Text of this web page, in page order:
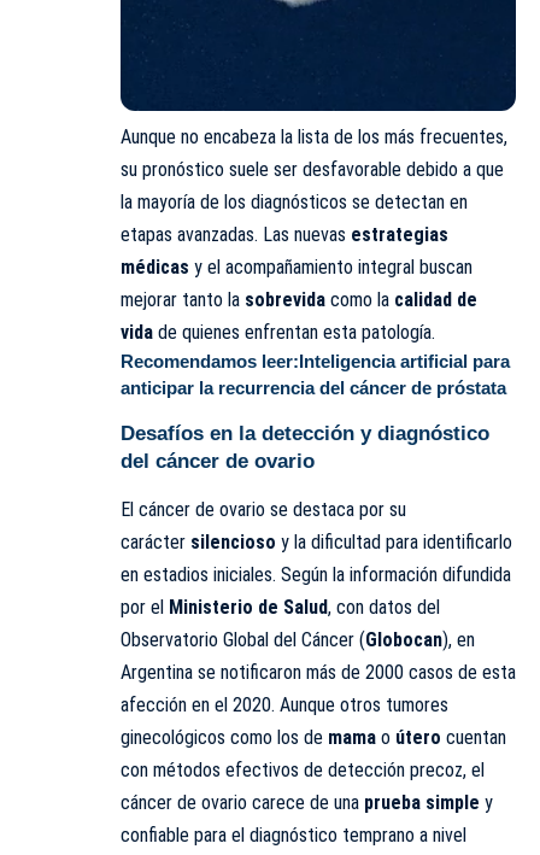
Aunque no encabeza la lista de los más frecuentes,
su pronóstico suele ser desfavorable debido a que
la mayoría de los diagnósticos se detectan en
etapas avanzadas. Las nuevas estrategias
médicas y el acompañamiento integral buscan
mejorar tanto la sobrevida como la calidad de
vida de quienes enfrentan esta patología.
Recomendamos leer:Inteligencia artificial para
anticipar la recurrencia del cáncer de próstata
Desafíos en la detección y diagnóstico
del cáncer de ovario
El cáncer de ovario se destaca por su
carácter silencioso y la dificultad para identificarlo
en estadios iniciales. Según la información difundida
por el Ministerio de Salud, con datos del
Observatorio Global del Cáncer (Globocan), en
Argentina se notificaron más de 2000 casos de esta
afección en el 2020. Aunque otros tumores
ginecológicos como los de mama o útero cuentan
con métodos efectivos de detección precoz, el
cáncer de ovario carece de una prueba simple y
confiable para el diagnóstico temprano a nivel